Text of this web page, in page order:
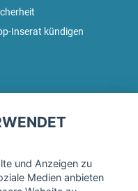
Inserat kündigen
und erhalte regelmäßig
und Anzeigen zu
Medien anbieten